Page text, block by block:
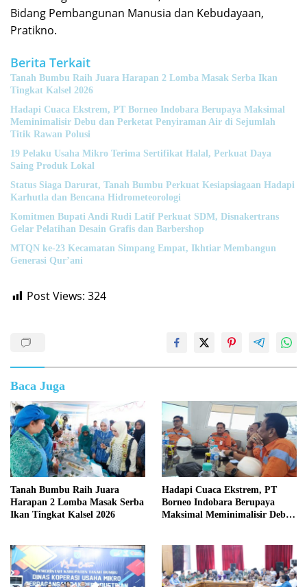
Bidang Pembangunan Manusia dan Kebudayaan,
Pratikno.
Berita Terkait
Tanah Bumbu Raih Juara Harapan 2 Lomba Masak Serba Ikan
Tingkat Kalsel 2026
Hadapi Cuaca Ekstrem, PT Borneo Indobara Berupaya Maksimal
Meminimalisir Debu dan Perketat Penyiraman Air di Sejumlah
Titik Rawan Polusi
19 Pelaku Usaha Mikro Terima Sertifikat Halal, Perkuat Daya
Saing Produk Lokal
Status Siaga Darurat, Tanah Bumbu Perkuat Kesiapsiagaan Hadapi
Karhutla dan Bencana Hidrometeorologi
Komitmen Bupati Andi Rudi Latif Perkuat SDM, Disnakertrans
Gelar Pelatihan Desain Grafis dan Barbershop
MTQN ke-23 Kecamatan Simpang Empat, Ikhtiar Membangun
Generasi Qur’ani
Post Views: 324
Baca Juga
Tanah Bumbu Raih Juara
Harapan 2 Lomba Masak Serba
Ikan Tingkat Kalsel 2026
Hadapi Cuaca Ekstrem, PT
Borneo Indobara Berupaya
Maksimal Meminimalisir Debu